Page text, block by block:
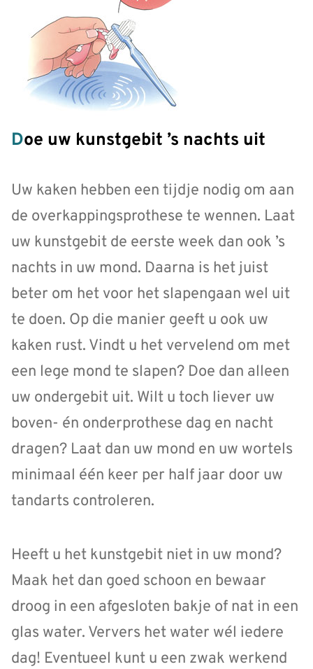
Doe uw kunstgebit ’s nachts uit
Uw kaken hebben een tijdje nodig om aan
de overkappingsprothese te wennen. Laat
uw kunstgebit de eerste week dan ook ’s
nachts in uw mond. Daarna is het juist
beter om het voor het slapengaan wel uit
te doen. Op die manier geeft u ook uw
kaken rust. Vindt u het vervelend om met
een lege mond te slapen? Doe dan alleen
uw ondergebit uit. Wilt u toch liever uw
boven- én onderprothese dag en nacht
dragen? Laat dan uw mond en uw wortels
minimaal één keer per half jaar door uw
tandarts controleren.
Heeft u het kunstgebit niet in uw mond?
Maak het dan goed schoon en bewaar
droog in een afgesloten bakje of nat in een
glas water. Ververs het water wél iedere
dag! Eventueel kunt u een zwak werkend